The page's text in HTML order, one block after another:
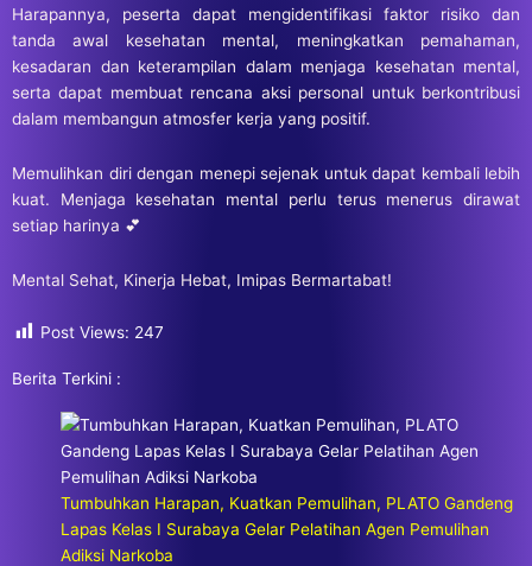
Harapannya, peserta dapat mengidentifikasi faktor risiko dan
tanda awal kesehatan mental, meningkatkan pemahaman,
kesadaran dan keterampilan dalam menjaga kesehatan mental,
serta dapat membuat rencana aksi personal untuk berkontribusi
dalam membangun atmosfer kerja yang positif.
Memulihkan diri dengan menepi sejenak untuk dapat kembali lebih
kuat. Menjaga kesehatan mental perlu terus menerus dirawat
setiap harinya 💕
Mental Sehat, Kinerja Hebat, Imipas Bermartabat!
Post Views: 247
Berita Terkini :
Tumbuhkan Harapan, Kuatkan Pemulihan, PLATO Gandeng
Lapas Kelas I Surabaya Gelar Pelatihan Agen Pemulihan
Adiksi Narkoba